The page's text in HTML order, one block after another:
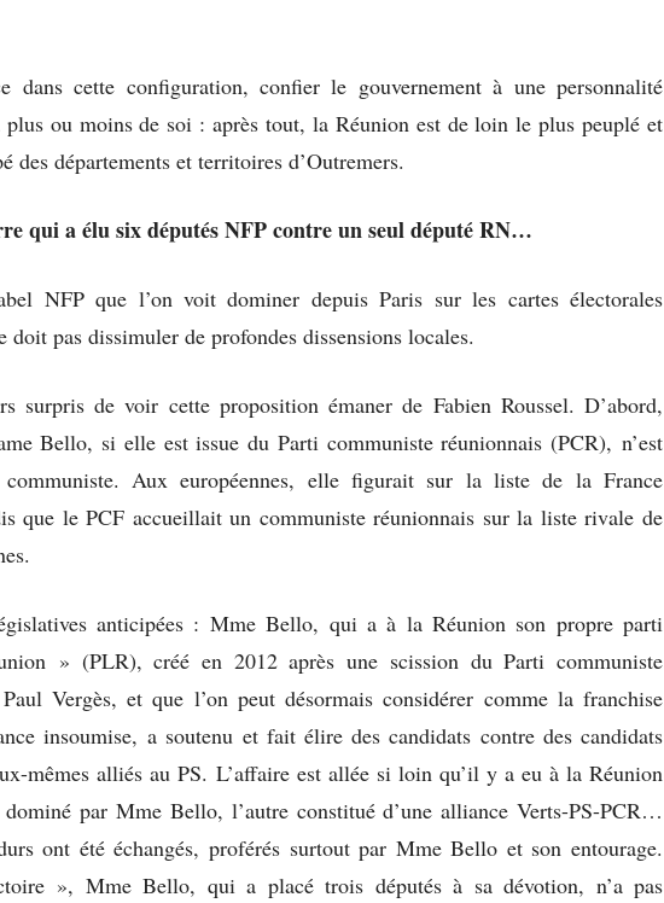
dans cette configuration, confier le gouvernement à une personnalité
plus ou moins de soi : après tout, la Réunion est de loin le plus peuplé et
des départements et territoires d’Outremers.
qui a élu six députés NFP contre un seul député RN…
NFP que l’on voit dominer depuis Paris sur les cartes électorales
doit pas dissimuler de profondes dissensions locales.
surpris de voir cette proposition émaner de Fabien Roussel. D’abord,
Bello, si elle est issue du Parti communiste réunionnais (PCR), n’est
communiste. Aux européennes, elle figurait sur la liste de la France
que le PCF accueillait un communiste réunionnais sur la liste rivale de
anticipées : Mme Bello, qui a à la Réunion son propre parti
» (PLR), créé en 2012 après une scission du Parti communiste
Vergès, et que l’on peut désormais considérer comme la franchise
insoumise, a soutenu et fait élire des candidats contre des candidats
mêmes alliés au PS. L’affaire est allée si loin qu’il y a eu à la Réunion
par Mme Bello, l’autre constitué d’une alliance Verts-PS-PCR…
ont été échangés, proférés surtout par Mme Bello et son entourage.
», Mme Bello, qui a placé trois députés à sa dévotion, n’a pas